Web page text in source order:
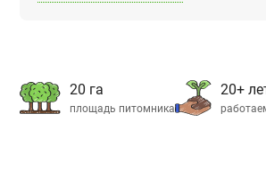
20 га
площадь питомника
20+